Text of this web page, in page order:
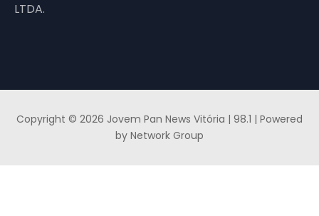
LTDA.
Copyright © 2026 Jovem Pan News Vitória | 98.1 | Powered
by Network Group